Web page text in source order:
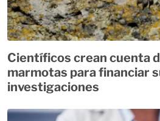
Científicos crean cuenta
marmotas para financiar
investigaciones